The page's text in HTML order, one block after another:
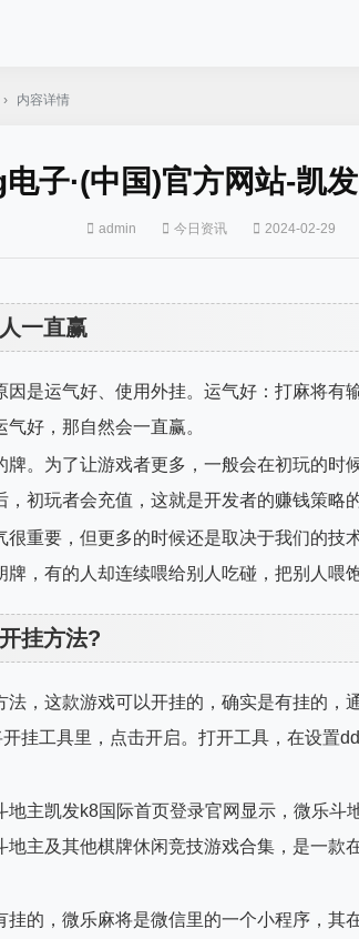
› 内容详情
子·(中国)官方网站-凯
admin 今日资讯 2024-02-29
一直赢
因是运气好、使用外挂。运气好：打麻将有
好，那自然会一直赢。
牌。为了让游戏者更多，一般会在初玩的时
初玩者会充值，这就是开发者的赚钱策略
很重要，但更多的时候还是取决于我们的技
，有的人却连续喂给别人吃碰，把别人喂
挂方法?
法，这款游戏可以开挂的，确实是有挂的，
挂工具里，点击开启。打开工具，在设置
地主凯发k8国际首页登录官网显示，微乐斗
地主及其他棋牌休闲竞技游戏合集，是一款
挂的，微乐麻将是微信里的一个小程序，其